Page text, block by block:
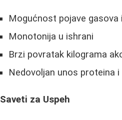
Mogućnost pojave gasova
Monotonija u ishrani
Brzi povratak kilograma
Nedovoljan unos proteina
Saveti za Uspeh